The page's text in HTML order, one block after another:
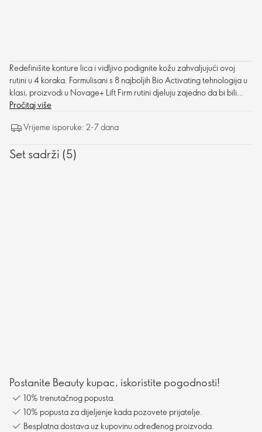
Redefinišite konture lica i vidljivo podignite kožu zahvaljujući ovoj
rutini u 4 koraka. Formulisani s 8 najboljih Bio Activating tehnologija u
klasi, proizvodi u Novage+ Lift Firm rutini djeluju zajedno da bi bili
efikasni za opuštenu kožu i umanjili znakove starenja poput finih linija,
čvršće, zategnutije, podignutije i definisanije – s vidljivim rezultatima
Pročitaj više
Vrijeme isporuke: 2-7 dana
Set sadrži (5)
Postanite Beauty kupac, iskoristite pogodnosti!
10% trenutačnog popusta.
10% popusta za dijeljenje kada pozovete prijatelje.
Besplatna dostava uz kupovinu određenog proizvoda.